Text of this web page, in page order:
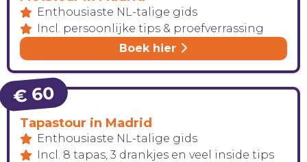
HANDIG!
Enthousiaste NL-talige gids
Incl. persoonlijke tips & proefverrassing
Boek hier
€ 60
Tapastour in Madrid
Enthousiaste NL-talige gids
Incl. 8 tapas, 3 drankjes en veel inside tips